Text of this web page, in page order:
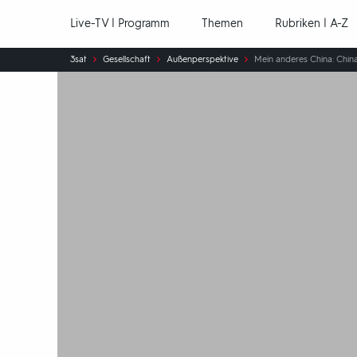
Live-TV | Programm Themen Rubriken | A-Z
Sie
sind
3sat Gesellschaft Außenperspektive Mein anderes China: